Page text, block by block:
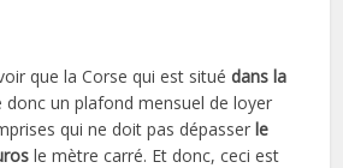
que la Corse qui est situédans la
donc un plafond mensuel de loyer
qui ne doit pas dépasser le
le mètre carré. Et donc, ceci est